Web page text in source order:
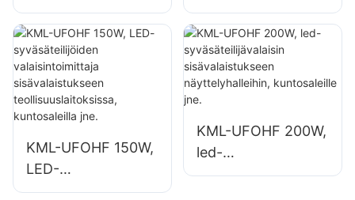
korkeasäteilijöiden
valaisintoimittaja
teollisuuslaitoksiin,
varastoihin ja
muihin
sisävalaistussovellu
ksiin.
korkeasäteilijöiden
valaisintoimittaja
teollisuuslaitoksiin,
varastoihin ja
muihin
ksiin.
KML-UFOHF 150W,
LED-
syväsäteilijöiden
KML-UFOHF 200W,
led-
syväsäteilijävalaisin